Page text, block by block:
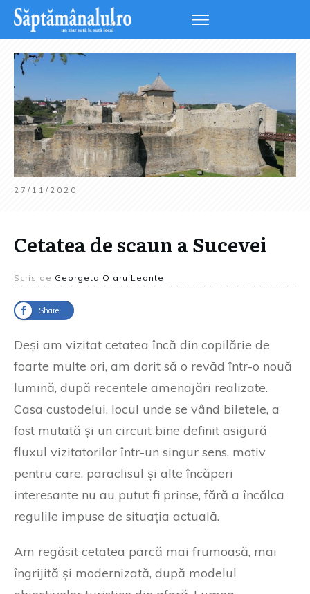
27/11/2020
Cetatea de scaun a Sucevei
Scris de Georgeta Olaru Leonte
Share
Deși am vizitat cetatea încă din copilărie de
foarte multe ori, am dorit să o revăd într-o nouă
lumină, după recentele amenajări realizate.
Casa custodelui, locul unde se vând biletele, a
fost mutată și un circuit bine definit asigură
fluxul vizitatorilor într-un singur sens, motiv
pentru care, paraclisul și alte încăperi
interesante nu au putut fi prinse, fără a încălca
regulile impuse de situația actuală.
Am regăsit cetatea parcă mai frumoasă, mai
îngrijită și modernizată, după modelul